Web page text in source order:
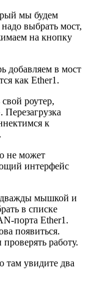
мы будем
выбрать мост,
на кнопку
добавляем в мост
как Ether1 .
роутер,
к
.
не может
интерфейс
дважды мышкой и
в списке
порта Ether1.
появиться.
работу.
там увидите два